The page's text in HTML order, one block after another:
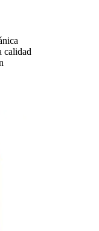
calidad